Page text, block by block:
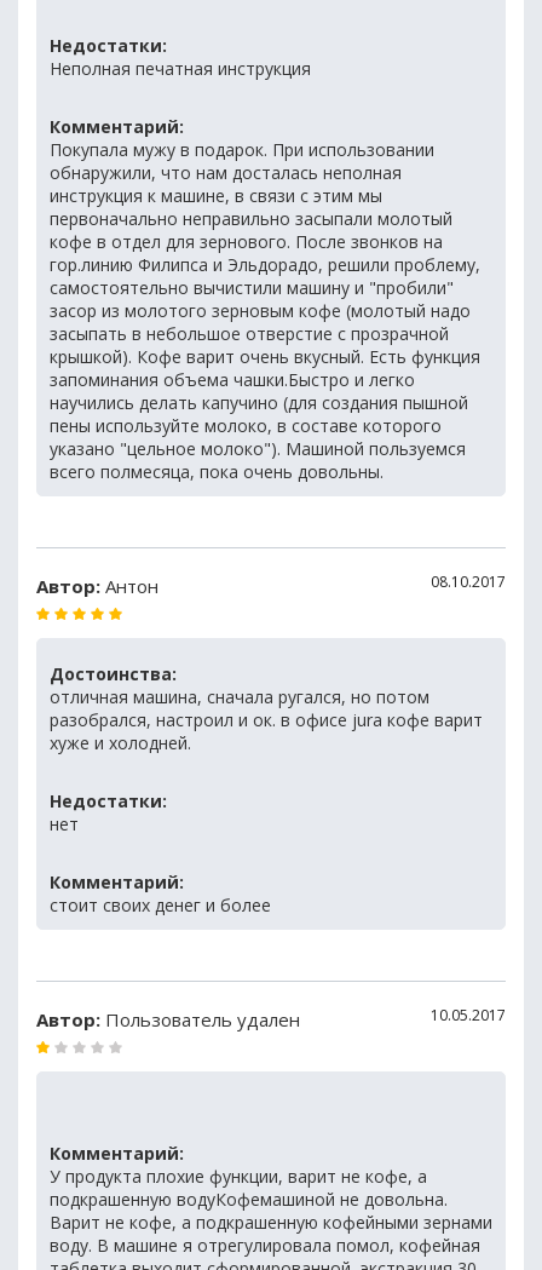
Недостатки:
Неполная печатная инструкция
Комментарий:
Покупала мужу в подарок. При использовании
обнаружили, что нам досталась неполная
инструкция к машине, в связи с этим мы
первоначально неправильно засыпали молотый
кофе в отдел для зернового. После звонков на
гор.линию Филипса и Эльдорадо, решили проблему,
самостоятельно вычистили машину и "пробили"
засор из молотого зерновым кофе (молотый надо
засыпать в небольшое отверстие с прозрачной
крышкой). Кофе варит очень вкусный. Есть функция
запоминания объема чашки.Быстро и легко
научились делать капучино (для создания пышной
пены используйте молоко, в составе которого
указано "цельное молоко"). Машиной пользуемся
всего полмесяца, пока очень довольны.
Автор: Антон 08.10.2017
Достоинства:
отличная машина, сначала ругался, но потом
разобрался, настроил и ок. в офисе jura кофе варит
хуже и холодней.
Недостатки:
нет
Комментарий:
стоит своих денег и более
Автор: Пользователь удален 10.05.2017
Комментарий:
У продукта плохие функции, варит не кофе, а
подкрашенную водуКофемашиной не довольна.
Варит не кофе, а подкрашенную кофейными зернами
воду. В машине я отрегулировала помол, кофейная